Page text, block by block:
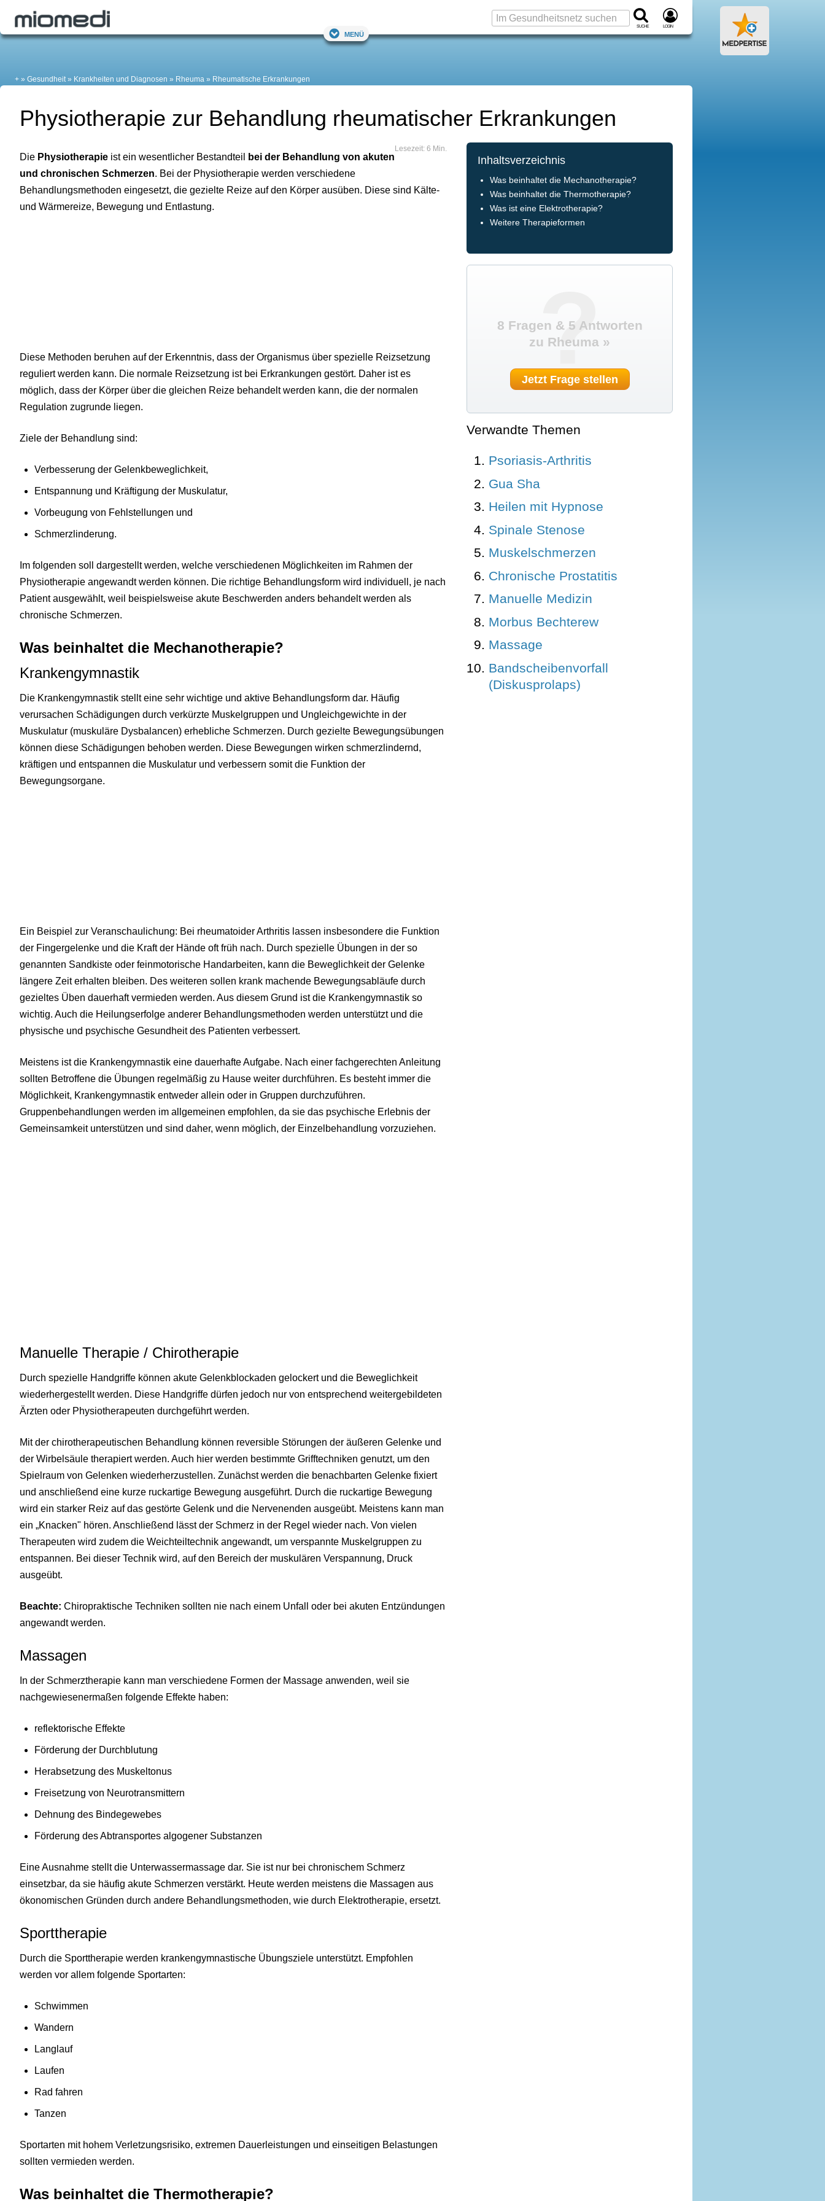
Suche Login
Menü
+ Gesundheit Krankheiten und Diagnosen Rheuma Rheumatische Erkrankungen
Physiotherapie zur Behandlung rheumatischer Erkrankungen
Lesezeit: 6 Min.
Die Physiotherapie ist ein wesentlicher Bestandteil
bei der Behandlung von akuten
und chronischen Schmerzen. Bei der Physiotherapie werden verschiedene
Behandlungsmethoden eingesetzt, die gezielte Reize auf den Körper ausüben. Diese sind Kälte-
und Wärmereize, Bewegung und Entlastung.
Diese Methoden beruhen auf der Erkenntnis, dass der Organismus über spezielle Reizsetzung
reguliert werden kann. Die normale Reizsetzung ist bei Erkrankungen gestört. Daher ist es
möglich, dass der Körper über die gleichen Reize behandelt werden kann, die der normalen
Regulation zugrunde liegen.
Ziele der Behandlung sind:
Verbesserung der Gelenkbeweglichkeit,
Entspannung und Kräftigung der Muskulatur,
Vorbeugung von Fehlstellungen und
Schmerzlinderung.
Im folgenden soll dargestellt werden, welche verschiedenen Möglichkeiten im Rahmen der
Physiotherapie angewandt werden können. Die richtige Behandlungsform wird individuell, je nach
Patient ausgewählt, weil beispielsweise akute Beschwerden anders behandelt werden als
chronische Schmerzen.
Was beinhaltet die Mechanotherapie?
Krankengymnastik
Die Krankengymnastik stellt eine sehr wichtige und aktive Behandlungsform dar. Häufig
verursachen Schädigungen durch verkürzte Muskelgruppen und Ungleichgewichte in der
Muskulatur (muskuläre Dysbalancen) erhebliche Schmerzen. Durch gezielte Bewegungsübungen
können diese Schädigungen behoben werden. Diese Bewegungen wirken schmerzlindernd,
kräftigen und entspannen die Muskulatur und verbessern somit die Funktion der
Bewegungsorgane.
Ein Beispiel zur Veranschaulichung: Bei rheumatoider Arthritis lassen insbesondere die Funktion
der Fingergelenke und die Kraft der Hände oft früh nach. Durch spezielle Übungen in der so
genannten Sandkiste oder feinmotorische Handarbeiten, kann die Beweglichkeit der Gelenke
längere Zeit erhalten bleiben. Des weiteren sollen krank machende Bewegungsabläufe durch
gezieltes Üben dauerhaft vermieden werden. Aus diesem Grund ist die Krankengymnastik so
wichtig. Auch die Heilungserfolge anderer Behandlungsmethoden werden unterstützt und die
physische und psychische Gesundheit des Patienten verbessert.
Meistens ist die Krankengymnastik eine dauerhafte Aufgabe. Nach einer fachgerechten Anleitung
sollten Betroffene die Übungen regelmäßig zu Hause weiter durchführen. Es besteht immer die
Möglichkeit, Krankengymnastik entweder allein oder in Gruppen durchzuführen.
Gruppenbehandlungen werden im allgemeinen empfohlen, da sie das psychische Erlebnis der
Gemeinsamkeit unterstützen und sind daher, wenn möglich, der Einzelbehandlung vorzuziehen.
Manuelle Therapie / Chirotherapie
Durch spezielle Handgriffe können akute Gelenkblockaden gelockert und die Beweglichkeit
wiederhergestellt werden. Diese Handgriffe dürfen jedoch nur von entsprechend weitergebildeten
Ärzten oder Physiotherapeuten durchgeführt werden.
Mit der chirotherapeutischen Behandlung können reversible Störungen der äußeren Gelenke und
der Wirbelsäule therapiert werden. Auch hier werden bestimmte Grifftechniken genutzt, um den
Spielraum von Gelenken wiederherzustellen. Zunächst werden die benachbarten Gelenke fixiert
und anschließend eine kurze ruckartige Bewegung ausgeführt. Durch die ruckartige Bewegung
wird ein starker Reiz auf das gestörte Gelenk und die Nervenenden ausgeübt. Meistens kann man
ein „Knacken" hören. Anschließend lässt der Schmerz in der Regel wieder nach. Von vielen
Therapeuten wird zudem die Weichteiltechnik angewandt, um verspannte Muskelgruppen zu
entspannen. Bei dieser Technik wird, auf den Bereich der muskulären Verspannung, Druck
ausgeübt.
Beachte: Chiropraktische Techniken sollten nie nach einem Unfall oder bei akuten Entzündungen
angewandt werden.
Massagen
In der Schmerztherapie kann man verschiedene Formen der Massage anwenden, weil sie
nachgewiesenermaßen folgende Effekte haben:
reflektorische Effekte
Förderung der Durchblutung
Herabsetzung des Muskeltonus
Freisetzung von Neurotransmittern
Dehnung des Bindegewebes
Förderung des Abtransportes algogener Substanzen
Eine Ausnahme stellt die Unterwassermassage dar. Sie ist nur bei chronischem Schmerz
einsetzbar, da sie häufig akute Schmerzen verstärkt. Heute werden meistens die Massagen aus
ökonomischen Gründen durch andere Behandlungsmethoden, wie durch Elektrotherapie, ersetzt.
Sporttherapie
Durch die Sporttherapie werden krankengymnastische Übungsziele unterstützt. Empfohlen
werden vor allem folgende Sportarten:
Schwimmen
Wandern
Langlauf
Laufen
Rad fahren
Tanzen
Sportarten mit hohem Verletzungsrisiko, extremen Dauerleistungen und einseitigen Belastungen
sollten vermieden werden.
Was beinhaltet die Thermotherapie?
Inhaltsverzeichnis
Was beinhaltet die Mechanotherapie?
Was beinhaltet die Thermotherapie?
Was ist eine Elektrotherapie?
Weitere Therapieformen
?
8 Fragen & 5 Antworten
zu Rheuma »
Jetzt Frage stellen
Verwandte Themen
Psoriasis-Arthritis
Gua Sha
Heilen mit Hypnose
Spinale Stenose
Muskelschmerzen
Chronische Prostatitis
Manuelle Medizin
Morbus Bechterew
Massage
Bandscheibenvorfall
(Diskusprolaps)